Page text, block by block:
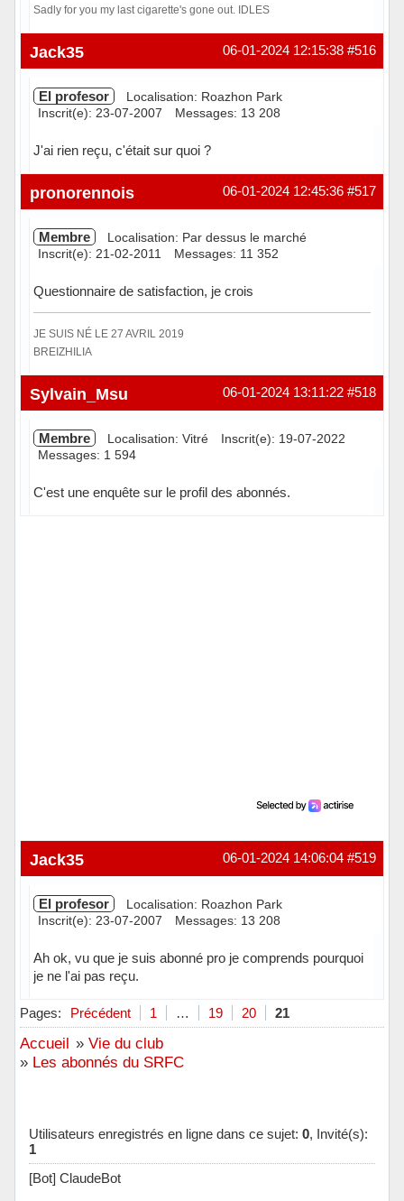
Sadly for you my last cigarette's gone out. IDLES
Hors ligne #516
06-01-2024 12:15:38
Jack35
El profesor
Localisation: Roazhon Park
Inscrit(e): 23-07-2007
Messages: 13 208
J'ai rien reçu, c'était sur quoi ?
Hors ligne #517
06-01-2024 12:45:36
pronorennois
Membre
Localisation: Par dessus le marché
Inscrit(e): 21-02-2011
Messages: 11 352
Questionnaire de satisfaction, je crois
JE SUIS NÉ LE 27 AVRIL 2019
BREIZHILIA
Hors ligne #518
06-01-2024 13:11:22
Sylvain_Msu
Membre Localisation: Vitré
Inscrit(e): 19-07-2022
Messages: 1 594
C'est une enquête sur le profil des abonnés.
#519
06-01-2024 14:06:04
Jack35
El profesor
Localisation: Roazhon Park
Inscrit(e): 23-07-2007
Messages: 13 208
Ah ok, vu que je suis abonné pro je comprends pourquoi
je ne l'ai pas reçu.
Hors ligne
Pages: Précédent 1 … 19 20 21
Accueil » Vie du club
» Les abonnés du SRFC
Utilisateurs enregistrés en ligne dans ce sujet: 0, Invité(s):
1
[Bot] ClaudeBot